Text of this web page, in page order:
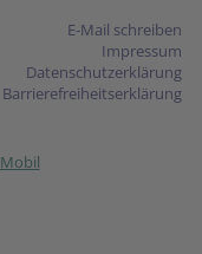
E-Mail schreiben
Impressum
Datenschutzerklärung
Barrierefreiheitserklärung
Mobil